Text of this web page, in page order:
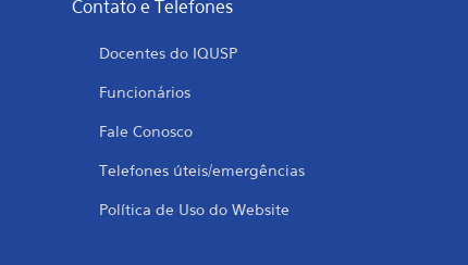
Contato e Telefones
Docentes do IQUSP
Funcionários
Fale Conosco
Telefones úteis/emergências
Política de Uso do Website